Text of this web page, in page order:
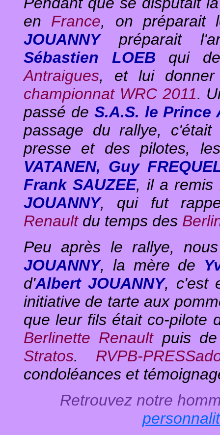
en France, on
JOUANNYpréparait
Sébastien LOEB qui
Antraigues, et lui donner
championnat WRC 2011.
passé de S.A.S. le Prince
passage du rallye,
presse et des pilotes,
VATANEN, Guy
Frank SAUZEE, il a remis
JOUANNY, qui fut
Renaultdu temps des
Peu après le rallye,
JOUANNY, la mère de
d'Albert JOUANNY, c'est
initiative de tarte aux
que leur fils était co-pilote
Berlinette Renaultpuis
Stratos. RVPB-
condoléances et
Retrouvez notre